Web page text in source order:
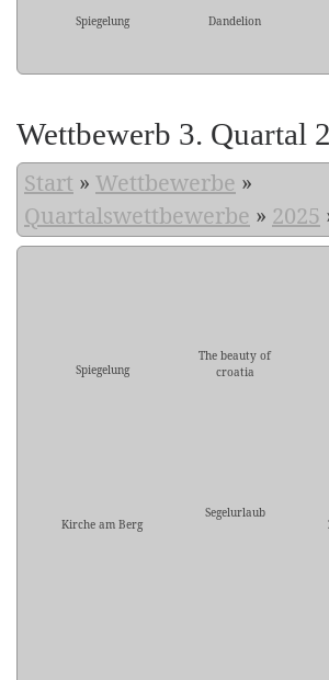
Spiegelung Dandelion
Wettbewerb 3. Quartal
Start » Wettbewerbe »
Quartalswettbewerbe » 2025
Spiegelung
The beauty of
croatia
Kirche am Berg
Segelurlaub